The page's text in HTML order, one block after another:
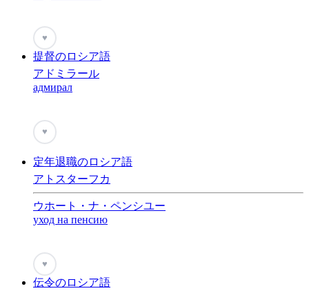
♥
提督のロシア語
アドミラール
адмирал
♥
定年退職のロシア語
アトスターフカ
ウホート・ナ・ペンシユー
уход на пенсию
♥
伝令のロシア語